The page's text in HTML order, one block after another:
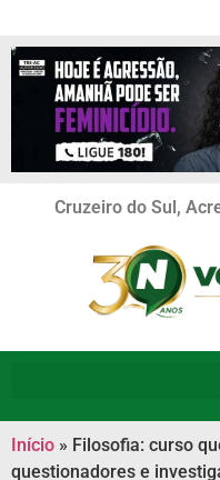
Cruzeiro do Sul,
Início » Filosofia: curso
questionadores e